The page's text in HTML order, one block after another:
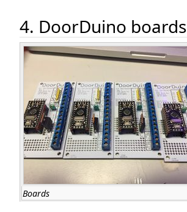
4. DoorDuino boards
Boards